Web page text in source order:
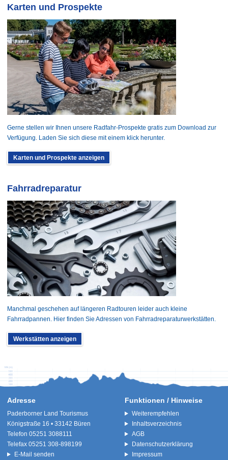
Karten und Prospekte
Gerne stellen wir Ihnen unsere Radfahr-Prospekte gratis zum Download zur
Verfügung. Laden Sie sich diese mit einem klick herunter.
Karten und Prospekte anzeigen
Fahrradreparatur
Manchmal geschehen auf längeren Radtouren leider auch kleine
Fahrradpannen. Hier finden Sie Adressen von Fahrradreparaturwerkstätten.
Werkstätten anzeigen
Adresse
Paderborner Land Tourismus
Königstraße 16 • 33142 Büren
Telefon 05251 3088111
Telefax 05251 308-898199
E-Mail senden
Funktionen / Hinweise
Weiterempfehlen
Inhaltsverzeichnis
AGB
Datenschutzerklärung
Impressum